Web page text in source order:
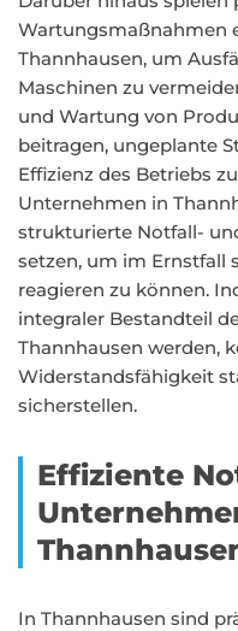
Wartungsmaßnahmen
Thannhausen, um
Maschinen zu
und Wartung von
beitragen, ungeplante
Effizienz des Betriebs
Unternehmen in
strukturierte Notfall-
setzen, um im Ernstfall
reagieren zu können.
integraler Bestandteil
Thannhausen werden,
Widerstandsfähigkeit
sicherstellen.
Effiziente
In Thannhausen sind